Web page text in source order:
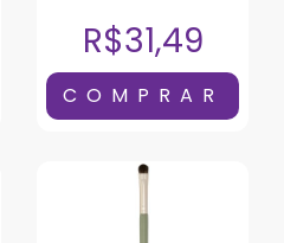
R$31,49